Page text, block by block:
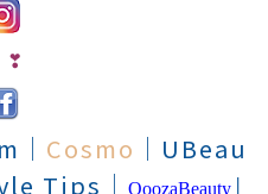
│ Cosmo │ UBeau
Tips │ QoozaBeauty